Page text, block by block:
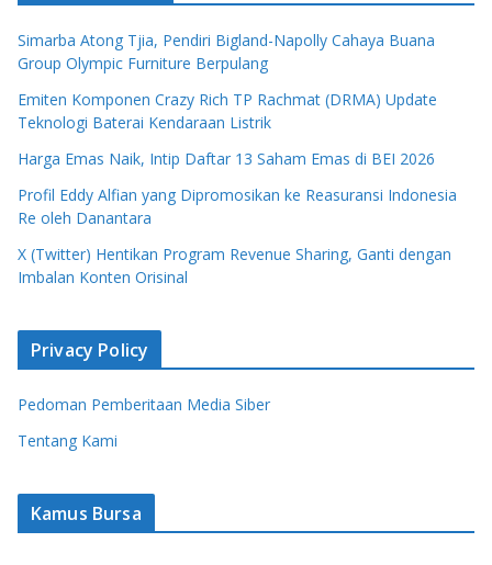
Simarba Atong Tjia, Pendiri Bigland-Napolly Cahaya Buana
Group Olympic Furniture Berpulang
Emiten Komponen Crazy Rich TP Rachmat (DRMA) Update
Teknologi Baterai Kendaraan Listrik
Harga Emas Naik, Intip Daftar 13 Saham Emas di BEI 2026
Profil Eddy Alfian yang Dipromosikan ke Reasuransi Indonesia
Re oleh Danantara
X (Twitter) Hentikan Program Revenue Sharing, Ganti dengan
Imbalan Konten Orisinal
Privacy Policy
Pedoman Pemberitaan Media Siber
Tentang Kami
Kamus Bursa
Apa Itu Saham Syariah? Ini Aturan, Jenis